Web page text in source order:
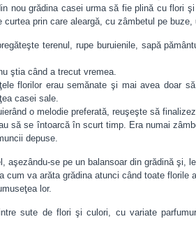
nou grădina casei urma să fie plină cu flori
prin care aleargă, cu zâmbetul pe
terenul, rupe buruienile, sapă
ştia când a trecut vremea.
florilor erau semănate şi mai avea doar
casei sale.
o melodie preferată, reuşeşte să
să se întoarcă în scurt timp. Era numai
depuse.
aşezându-se pe un balansoar din grădină şi,
va arăta grădina atunci când toate florile
lor.
sute de flori şi culori, cu variate